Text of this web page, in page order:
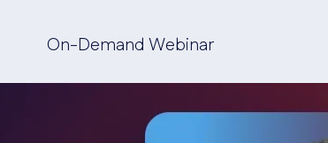
On-Demand Webinar